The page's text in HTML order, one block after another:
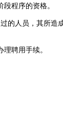
程序的资格。
的人员，其所造
聘用手续。